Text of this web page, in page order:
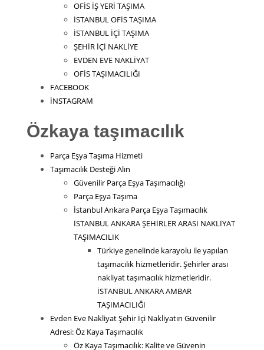
OFİS İŞ YERİ TAŞIMA
İSTANBUL OFİS TAŞIMA
İSTANBUL İÇİ TAŞIMA
ŞEHİR İÇİ NAKLİYE
EVDEN EVE NAKLİYAT
OFİS TAŞIMACILIĞI
FACEBOOK
İNSTAGRAM
Özkaya taşımacılık
Parça Eşya Taşıma Hizmeti
Taşımacılık Desteği Alın
Güvenilir Parça Eşya Taşımacılığı
Parça Eşya Taşıma
İstanbul Ankara Parça Eşya Taşımacılık
İSTANBUL ANKARA ŞEHİRLER ARASI NAKLİYAT
TAŞIMACILIK
Türkiye genelinde karayolu ile yapılan
taşımacılık hizmetleridir. Şehirler arası
nakliyat taşımacılık hizmetleridir.
İSTANBUL ANKARA AMBAR
TAŞIMACILIĞI
Evden Eve Nakliyat Şehir İçi Nakliyatın Güvenilir
Adresi: Öz Kaya Taşımacılık
Öz Kaya Taşımacılık: Kalite ve Güvenin